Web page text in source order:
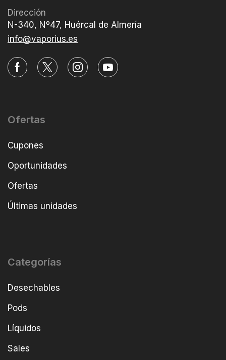
Dirección
N-340, Nº47, Huércal de Almería
info@vaporius.es
Ofertas
Cupones
Oportunidades
Ofertas
Últimas unidades
Categorías
Desechables
Pods
Líquidos
Sales